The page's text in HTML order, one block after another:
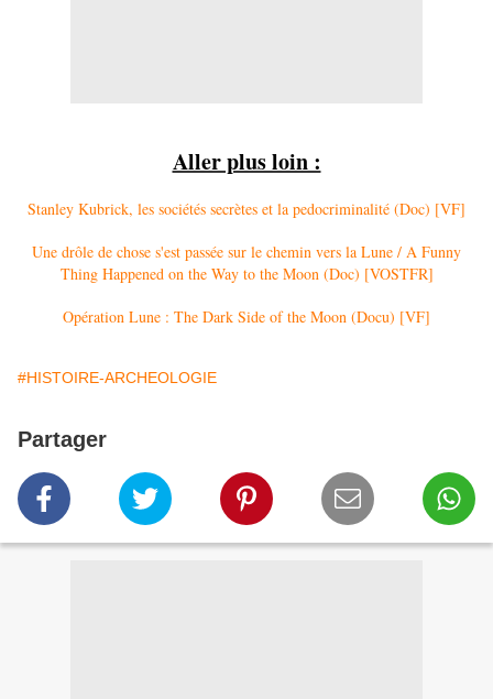
Aller plus loin :
Stanley Kubrick, les sociétés secrètes et la pedocriminalité (Doc) [VF]
Une drôle de chose s'est passée sur le chemin vers la Lune / A Funny
Thing Happened on the Way to the Moon (Doc) [VOSTFR]
Opération Lune : The Dark Side of the Moon (Docu) [VF]
#HISTOIRE-ARCHEOLOGIE
Partager